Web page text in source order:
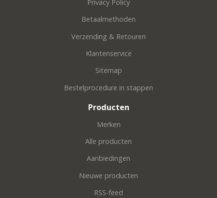
Privacy Policy
Betaalmethoden
Verzending & Retouren
Klantenservice
Sitemap
Bestelprocedure in stappen
Producten
Merken
Alle producten
Aanbiedingen
Nieuwe producten
RSS-feed